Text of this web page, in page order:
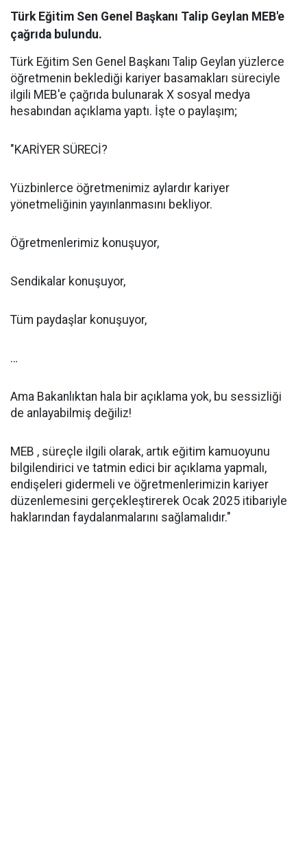
Türk Eğitim Sen Genel Başkanı Talip Geylan MEB'e
çağrıda bulundu.
Türk Eğitim Sen Genel Başkanı Talip Geylan yüzlerce
öğretmenin beklediği kariyer basamakları süreciyle
ilgili MEB'e çağrıda bulunarak X sosyal medya
hesabından açıklama yaptı. İşte o paylaşım;
"KARİYER SÜRECİ?
Yüzbinlerce öğretmenimiz aylardır kariyer
yönetmeliğinin yayınlanmasını bekliyor.
Öğretmenlerimiz konuşuyor,
Sendikalar konuşuyor,
Tüm paydaşlar konuşuyor,
…
Ama Bakanlıktan hala bir açıklama yok, bu sessizliği
de anlayabilmiş değiliz!
MEB , süreçle ilgili olarak, artık eğitim kamuoyunu
bilgilendirici ve tatmin edici bir açıklama yapmalı,
endişeleri gidermeli ve öğretmenlerimizin kariyer
düzenlemesini gerçekleştirerek Ocak 2025 itibariyle
haklarından faydalanmalarını sağlamalıdır."